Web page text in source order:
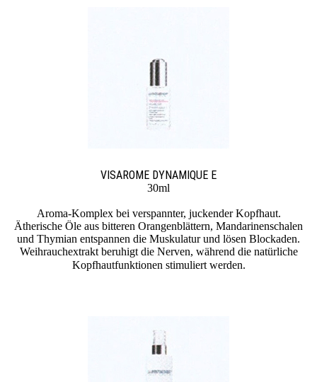
VISAROME DYNAMIQUE E
30ml
Aroma-Komplex bei verspannter, juckender Kopfhaut.
Ätherische Öle aus bitteren Orangenblättern, Mandarinen­schalen
und Thymian entspannen die Muskulatur und lösen Blockaden.
Weihrauchextrakt beruhigt die Nerven, während die natürliche
Kopfhautfunktionen stimuliert werden.